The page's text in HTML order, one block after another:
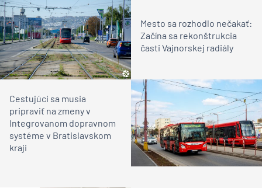
Mesto sa rozhodlo nečakať:
Začína sa rekonštrukcia
časti Vajnorskej radiály
Cestujúci sa musia
pripraviť na zmeny v
Integrovanom dopravnom
systéme v Bratislavskom
kraji